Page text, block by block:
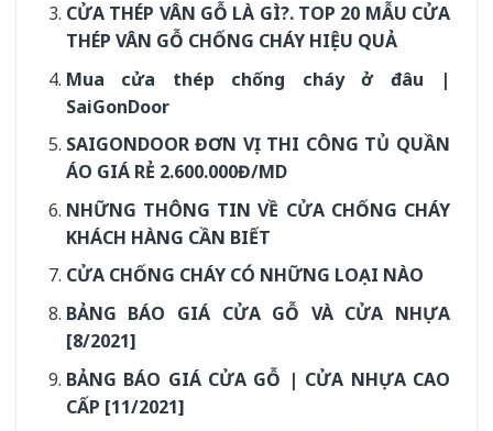
CỬA THÉP VÂN GỖ LÀ GÌ?. TOP 20 MẪU CỬA
THÉP VÂN GỖ CHỐNG CHÁY HIỆU QUẢ
Mua cửa thép chống cháy ở đâu |
SaiGonDoor
SAIGONDOOR ĐƠN VỊ THI CÔNG TỦ QUẦN
ÁO GIÁ RẺ 2.600.000Đ/MD
NHỮNG THÔNG TIN VỀ CỬA CHỐNG CHÁY
KHÁCH HÀNG CẦN BIẾT
CỬA CHỐNG CHÁY CÓ NHỮNG LOẠI NÀO
BẢNG BÁO GIÁ CỬA GỖ VÀ CỬA NHỰA
[8/2021]
BẢNG BÁO GIÁ CỬA GỖ | CỬA NHỰA CAO
CẤP [11/2021]